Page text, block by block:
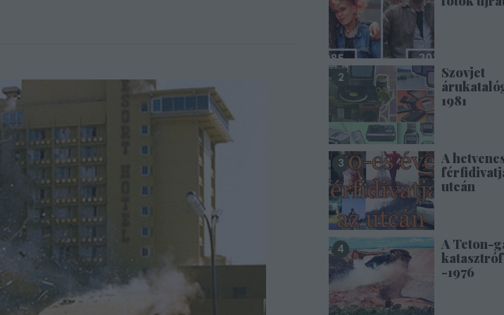
Szovjet
1981
A
utcán
A Teton-
-1976